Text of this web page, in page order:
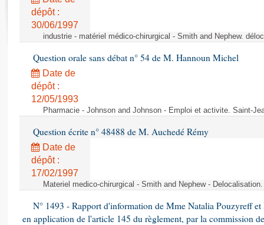
Rapports d'enquête
Rapports législatifs
Dossiers législatifs
Budget et sécurité sociale
Questions écrites et orales
dépôt :
30/06/1997
industrie - matériel médico-chirurgical - Smith and Nephew.
Question orale sans débat n° 54 de M. Hannoun Michel
Date de
dépôt :
12/05/1993
Pharmacie - Johnson and Johnson - Emploi et activite. Saint-
Question écrite n° 48488 de M. Auchedé Rémy
Date de
dépôt :
17/02/1997
Materiel medico-chirurgical - Smith and Nephew -
N° 1493 - Rapport d'information de Mme Natalia Pouzyreff
en application de l'article 145 du règlement, par la commission